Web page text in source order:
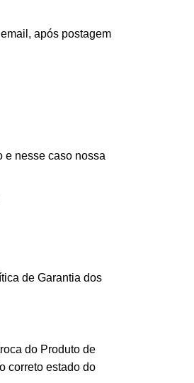
após postagem
e nesse caso nossa
de Garantia dos
do Produto de
correto estado do